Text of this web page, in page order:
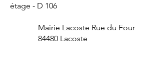
étage - D 106
Mairie Lacoste Rue du Four
84480 Lacoste